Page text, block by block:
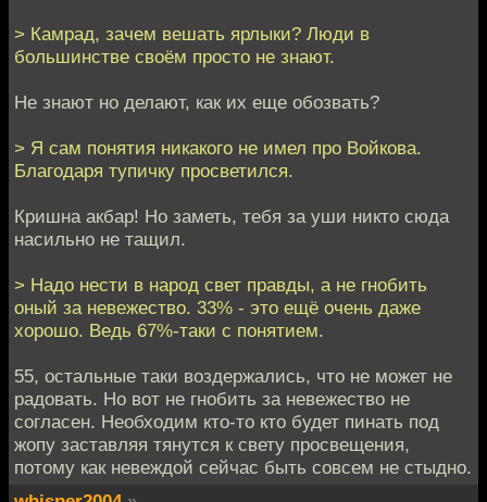
> Камрад, зачем вешать ярлыки? Люди в
большинстве своём просто не знают.
Не знают но делают, как их еще обозвать?
> Я сам понятия никакого не имел про Войкова.
Благодаря тупичку просветился.
Кришна акбар! Но заметь, тебя за уши никто сюда
насильно не тащил.
> Надо нести в народ свет правды, а не гнобить
оный за невежество. 33% - это ещё очень даже
хорошо. Ведь 67%-таки с понятием.
55, остальные таки воздержались, что не может не
радовать. Но вот не гнобить за невежество не
согласен. Необходим кто-то кто будет пинать под
жопу заставляя тянутся к свету просвещения,
потому как невеждой сейчас быть совсем не стыдно.